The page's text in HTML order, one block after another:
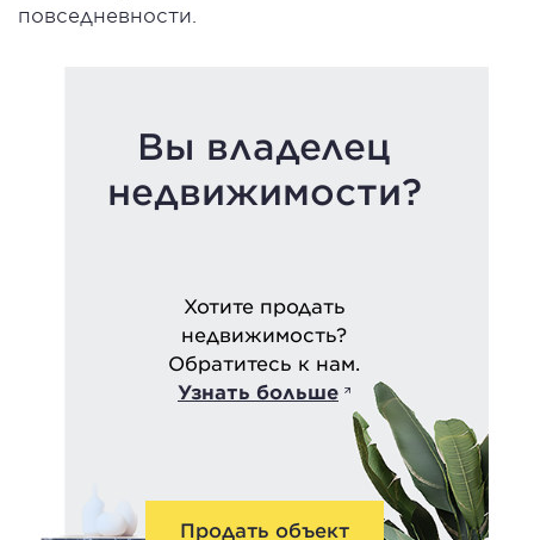
повседневности.
Вы владелец
недвижимости?
Хотите продать
недвижимость?
Обратитесь к нам.
Узнать больше
Продать объект